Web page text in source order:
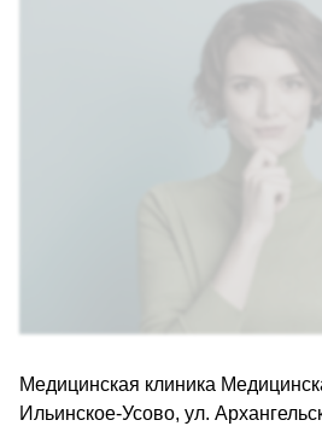
Медицинская клиника
Ильинское-Усово, ул.